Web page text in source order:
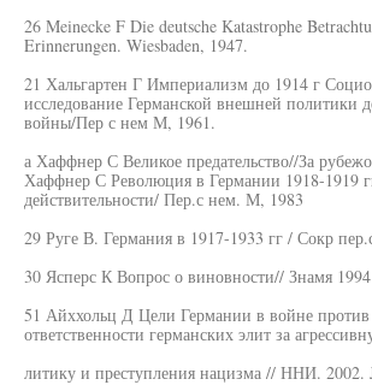
26 Meinecke F Die deutsche Katastrophe
Erinnerungen. Wiesbaden, 1947.
21 Хальгартен Г Империализм до 1914 г
исследование Германской внешней политики
войны/Пер с нем М, 1961.
а Хаффнер С Великое предательство//За
Хаффнер С Революция в Германии 1918-1919
действительности/ Пер.с нем. М, 1983
29 Руге В. Германия в 1917-1933 гг / Сокр
30 Ясперс К Вопрос о виновности// Знамя
51 Айххольц Д Цели Германии в войне
ответственности германских элит за
литику и преступления нацизма // ННИ.